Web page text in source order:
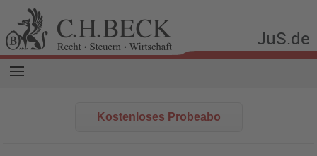
JuS.de
Kostenloses Probeabo